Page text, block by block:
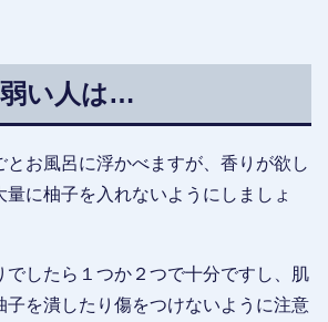
い人は…
とお風呂に浮かべますが、香りが欲し
量に柚子を入れないようにしましょ
でしたら１つか２つで十分ですし、肌
子を潰したり傷をつけないように注意